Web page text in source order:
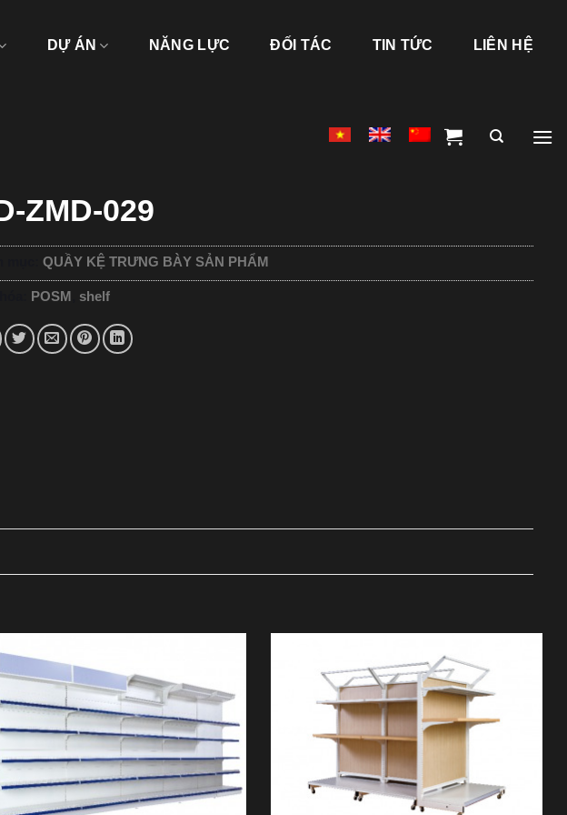
DỰ ÁN NĂNG LỰC ĐỐI TÁC TIN TỨC LIÊN HỆ
ZMD-029
QUẦY KỆ TRƯNG BÀY SẢN PHẨM
POSM shelf